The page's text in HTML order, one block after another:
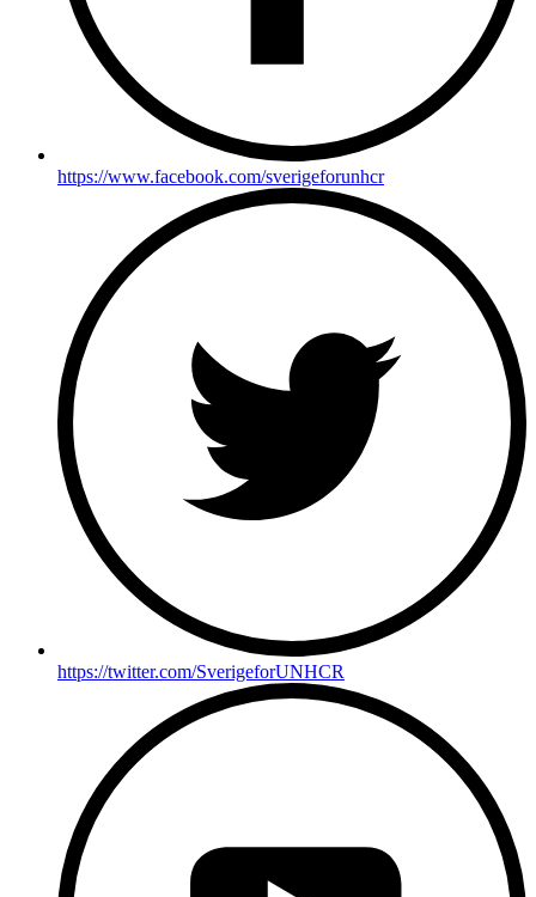
https://www.facebook.com/sverigeforunhcr
https://twitter.com/SverigeforUNHCR